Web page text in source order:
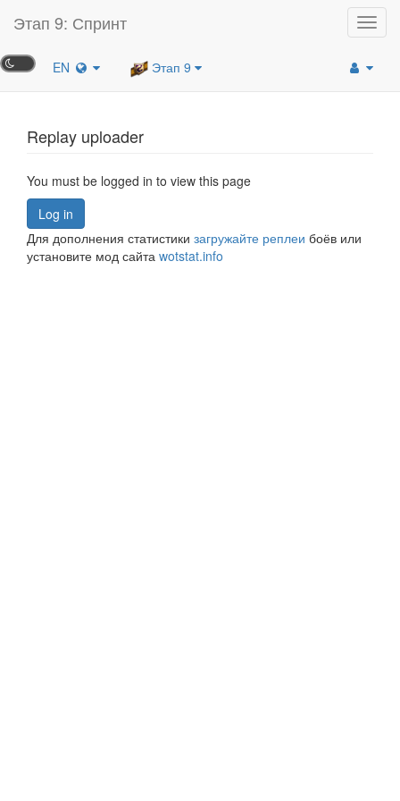
Этап 9: Спринт
EN Этап 9
Replay uploader
You must be logged in to view this page
Log in
Для дополнения статистики загружайте реплеи боёв или
установите мод сайта wotstat.info